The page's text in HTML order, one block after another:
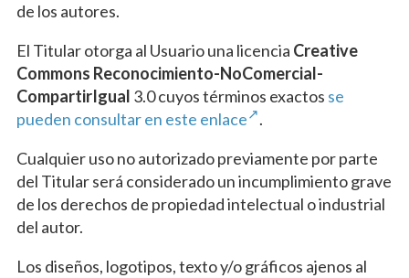
de los autores.
El Titular otorga al Usuario una licencia Creative
Commons Reconocimiento-NoComercial-
CompartirIgual 3.0 cuyos términos exactos se
pueden consultar en este enlace
.
Cualquier uso no autorizado previamente por parte
del Titular será considerado un incumplimiento grave
de los derechos de propiedad intelectual o industrial
del autor.
Los diseños, logotipos, texto y/o gráficos ajenos al